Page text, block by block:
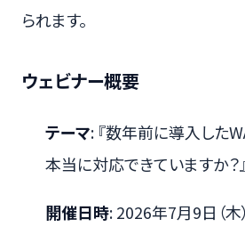
られます。
ウェビナー概要
テーマ: 『数年前に導入した
本当に対応できていますか？』
開催日時: 2026年7月9日（